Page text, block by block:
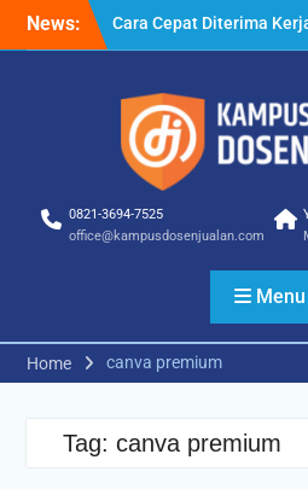
News:
Cara Cepat Diterima
– Tips Praktis yang Bisa
Cara Biar Dapat
– Panduan Lengkap
Pencari Kerja
Cara Dapat Pekerjaan –
Memperbesar Peluang
0821-3694-7525
office@kampusdosenjualan.com
Menu
Home canva premium
Tag: canva premium